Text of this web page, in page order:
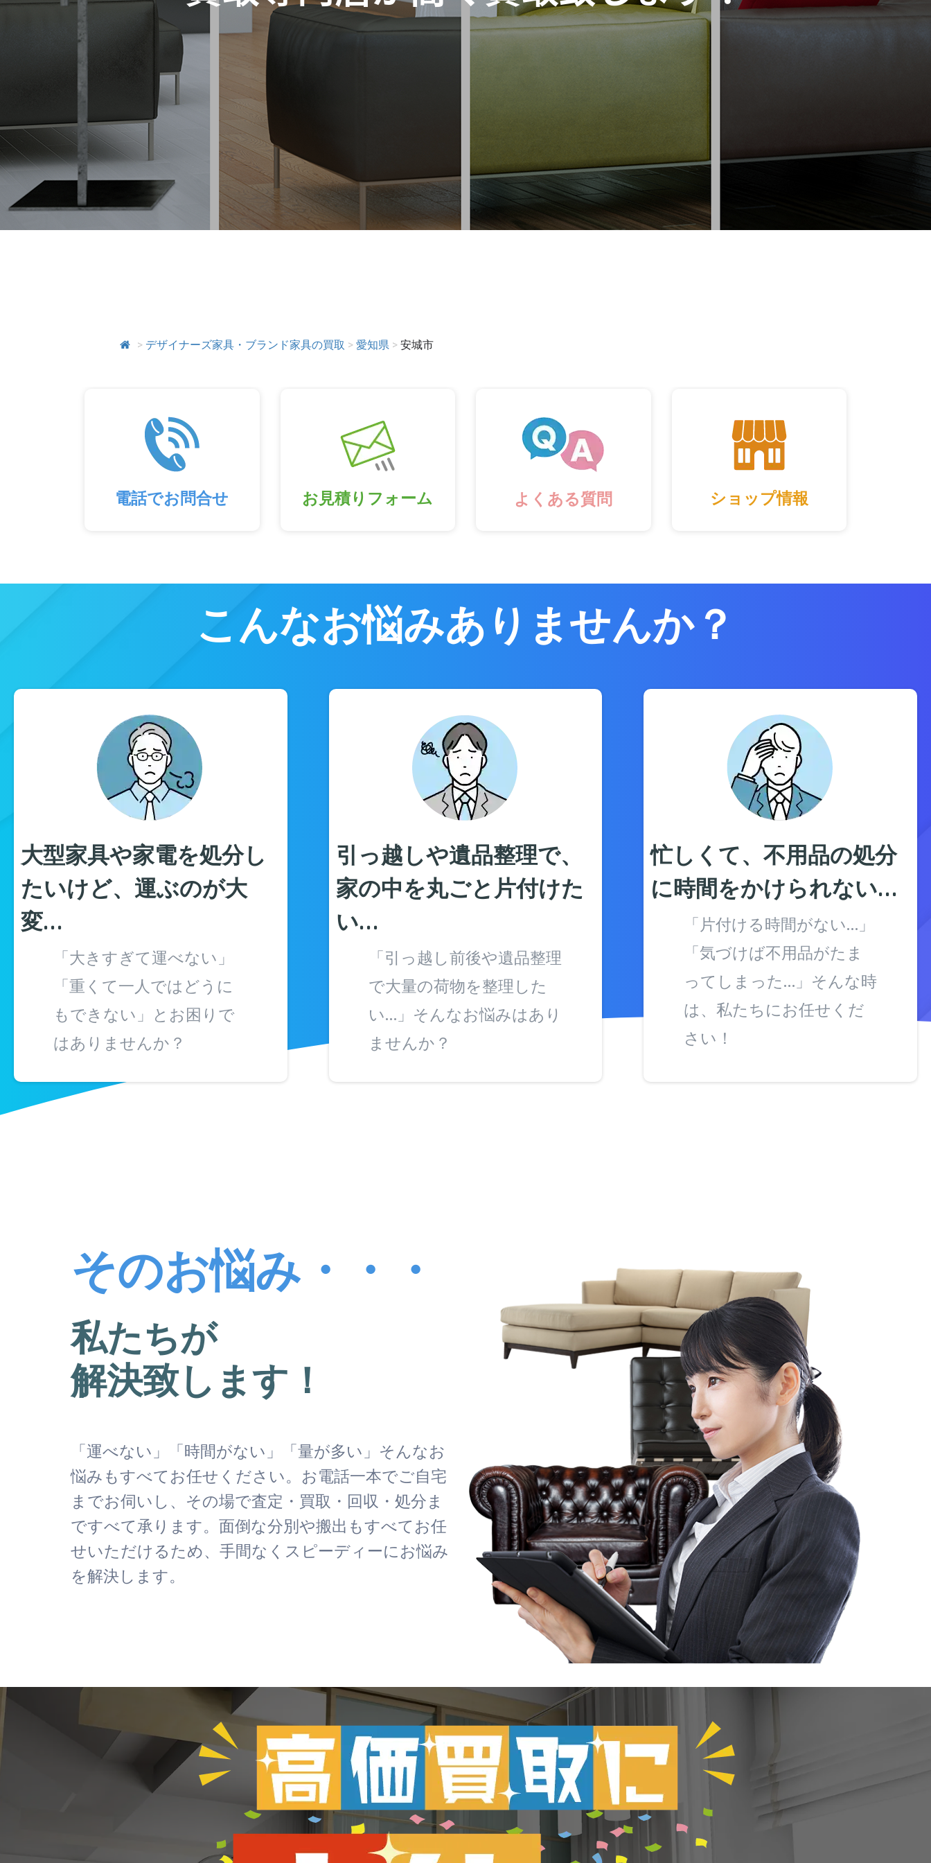
> デザイナーズ家具・ブランド家具の買取 > 愛知県 > 安城市
電話でお問合せ お見積りフォーム よくある質問 ショップ情報
こんなお悩みありませんか？
大型家具や家電を処分し
たいけど、運ぶのが大
変…
「大きすぎて運べない」
「重くて一人ではどうに
もできない」とお困りで
はありませんか？
引っ越しや遺品整理で、
家の中を丸ごと片付けた
い…
「引っ越し前後や遺品整理
で大量の荷物を整理した
い…」そんなお悩みはあり
ませんか？
忙しくて、不用品の処分
に時間をかけられない…
「片付ける時間がない…」
「気づけば不用品がたま
ってしまった…」そんな時
は、私たちにお任せくだ
さい！
そのお悩み・・・
私たちが
解決致します！
「運べない」「時間がない」「量が多い」そんなお
悩みもすべてお任せください。お電話一本でご自宅
までお伺いし、その場で査定・買取・回収・処分ま
ですべて承ります。面倒な分別や搬出もすべてお任
せいただけるため、手間なくスピーディーにお悩み
を解決します。